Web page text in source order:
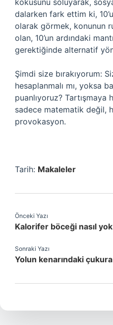
kokusunu soluyarak,
dalarken fark ettim ki,
olarak görmek, konunun
olan, 10’un ardındaki
gerektiğinde alternatif
Şimdi size bırakıyorum:
hesaplanmalı mı, yoksa
puanlıyoruz? Tartışmaya
sadece matematik değil,
provokasyon.
Tarih: Makaleler
Önceki Yazı
Kalorifer böceği nasıl
Sonraki Yazı
Yolun kenarındaki